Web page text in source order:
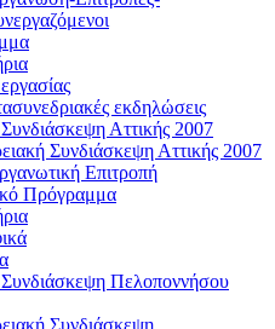
εκδηλώσεις
Αττικής 2007
Συνδιάσκεψη Αττικής 2007
Επιτροπή
Πρόγραμμα
Συνδιάσκεψη Πελοποννήσου
Συνδιάσκεψη